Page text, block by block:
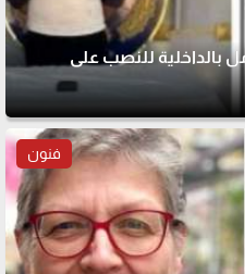
بالداخلية للنصب على
فنون